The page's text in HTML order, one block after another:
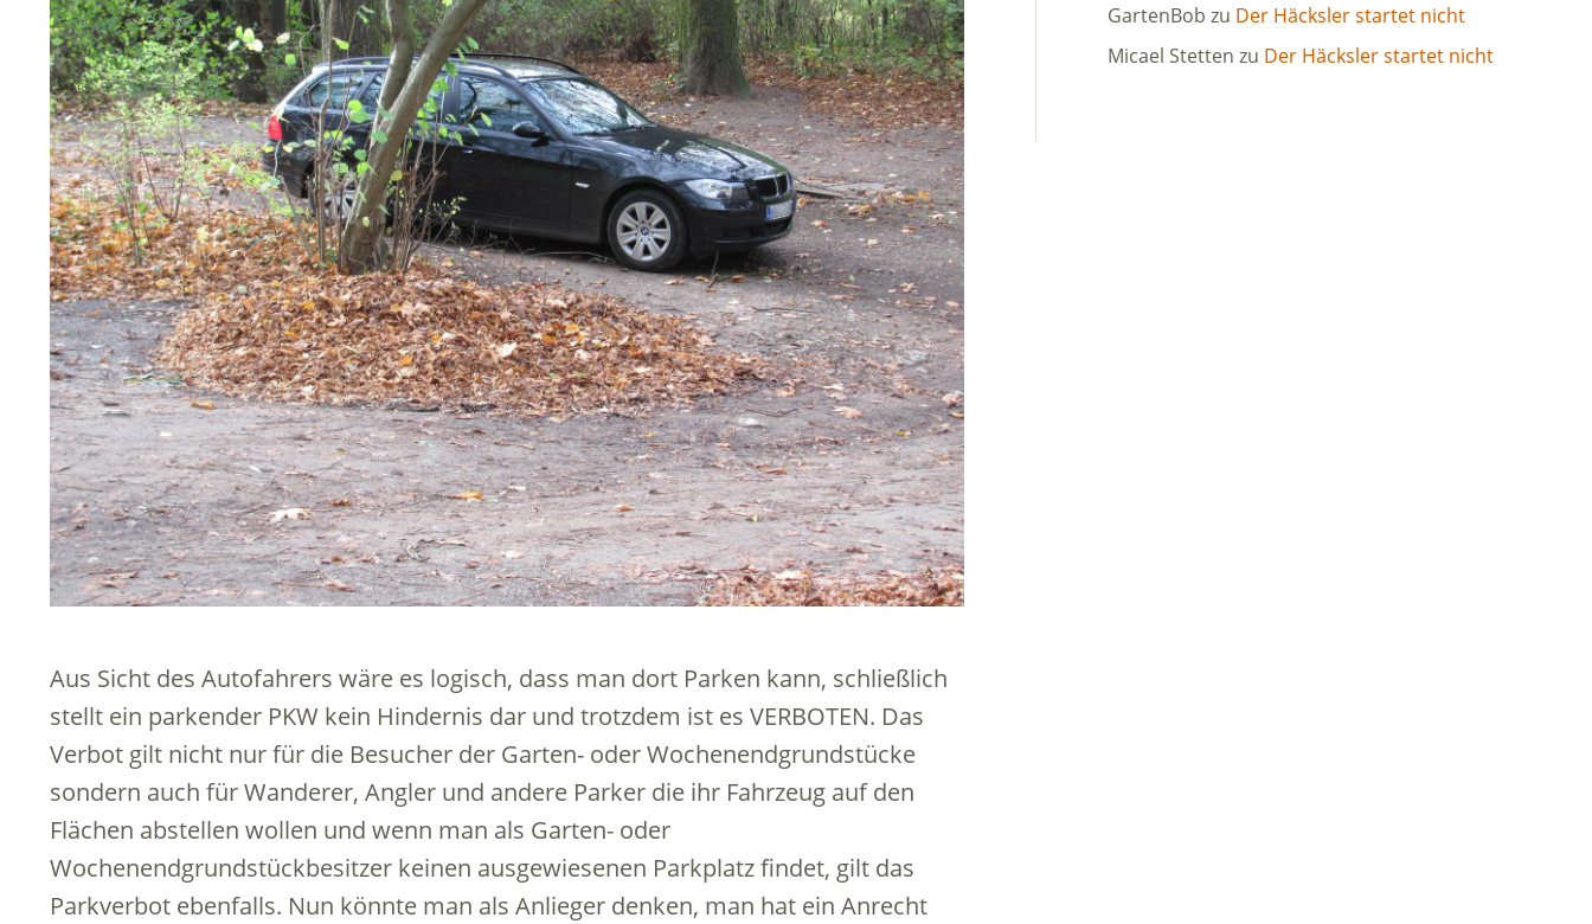
Aus Sicht des Autofahrers wäre es logisch, dass man dort Parken kann, schließlich
stellt ein parkender PKW kein Hindernis dar und trotzdem ist es VERBOTEN. Das
Verbot gilt nicht nur für die Besucher der Garten- oder Wochenendgrundstücke
sondern auch für Wanderer, Angler und andere Parker die ihr Fahrzeug auf den
Flächen abstellen wollen und wenn man als Garten- oder
Wochenendgrundstückbesitzer keinen ausgewiesenen Parkplatz findet, gilt das
Parkverbot ebenfalls. Nun könnte man als Anlieger denken, man hat ein Anrecht
GartenBob zu Der Häcksler startet nicht
Micael Stetten zu Der Häcksler startet nicht